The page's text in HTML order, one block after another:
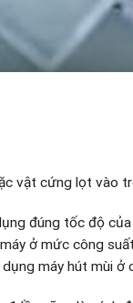
vật cứng lọt vào
đúng tốc độ
ở mức công
máy hút mùi ở